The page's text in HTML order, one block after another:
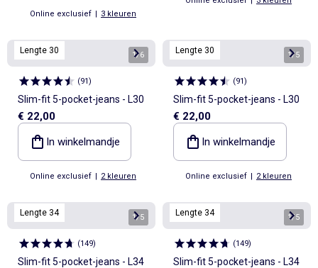
Online exclusief | 3 kleuren
Lengte 30 1/6
(91)
Slim-fit 5-pocket-jeans - L30
€ 22,00
In winkelmandje
Online exclusief | 2 kleuren
Lengte 30 1/5
(91)
Slim-fit 5-pocket-jeans - L30
€ 22,00
In winkelmandje
Online exclusief | 2 kleuren
Lengte 34 1/5
(149)
Slim-fit 5-pocket-jeans - L34
Lengte 34 1/5
(149)
Slim-fit 5-pocket-jeans - L34